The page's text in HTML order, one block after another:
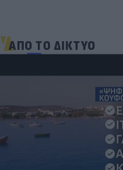
ΑΠΟ ΤΟ ΔΙΚΤΥΟ